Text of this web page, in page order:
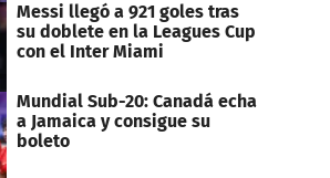
Messi llegó a 921 goles tras
su doblete en la Leagues Cup
con el Inter Miami
Mundial Sub-20: Canadá echa
a Jamaica y consigue su
boleto